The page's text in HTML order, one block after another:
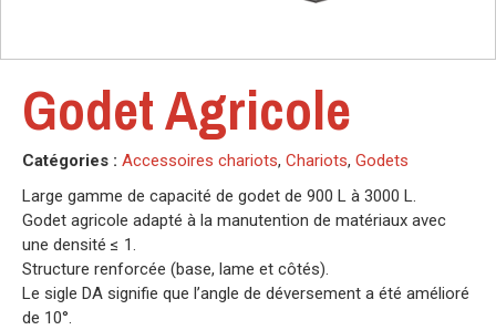
Godet Agricole
Catégories : Accessoires chariots, Chariots, Godets
Large gamme de capacité de godet de 900 L à 3000 L.
Godet agricole adapté à la manutention de matériaux avec
une densité ≤ 1.
Structure renforcée (base, lame et côtés).
Le sigle DA signifie que l’angle de déversement a été amélioré
de 10°.